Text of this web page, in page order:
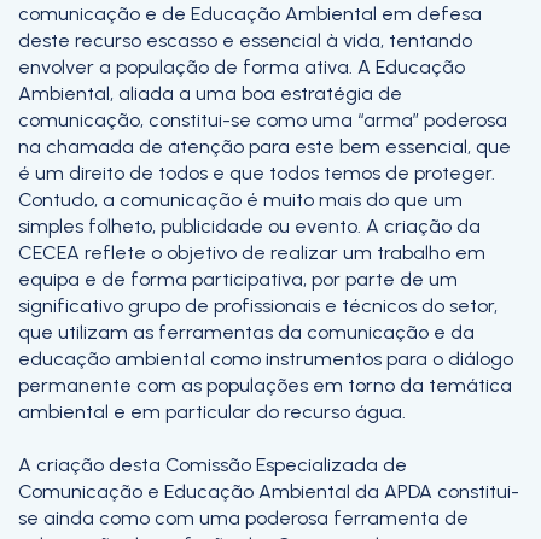
comunicação e de Educação Ambiental em defesa
deste recurso escasso e essencial à vida, tentando
envolver a população de forma ativa. A Educação
Ambiental, aliada a uma boa estratégia de
comunicação, constitui-se como uma “arma” poderosa
na chamada de atenção para este bem essencial, que
é um direito de todos e que todos temos de proteger.
Contudo, a comunicação é muito mais do que um
simples folheto, publicidade ou evento. A criação da
CECEA reflete o objetivo de realizar um trabalho em
equipa e de forma participativa, por parte de um
significativo grupo de profissionais e técnicos do setor,
que utilizam as ferramentas da comunicação e da
educação ambiental como instrumentos para o diálogo
permanente com as populações em torno da temática
ambiental e em particular do recurso água.
A criação desta Comissão Especializada de
Comunicação e Educação Ambiental da APDA constitui-
se ainda como com uma poderosa ferramenta de